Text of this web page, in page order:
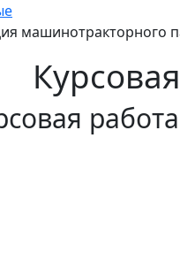
машинотракторного
Курсовая